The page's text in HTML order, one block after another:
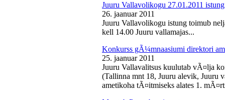
Juuru Vallavolikogu 27.01.2011 istung
26. jaanuar 2011
Juuru Vallavolikogu istung toimub
kell 14.00 Juuru vallamajas...
Konkurss gÃ¼mnaasiumi direktori
25. jaanuar 2011
Juuru Vallavalitsus kuulutab vÃ¤lja
(Tallinna mnt 18, Juuru alevik, Juuru
ametikoha tÃ¤itmiseks alates 1.